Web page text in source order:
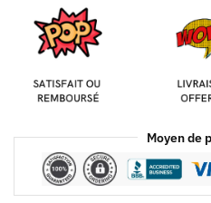
Moyen de